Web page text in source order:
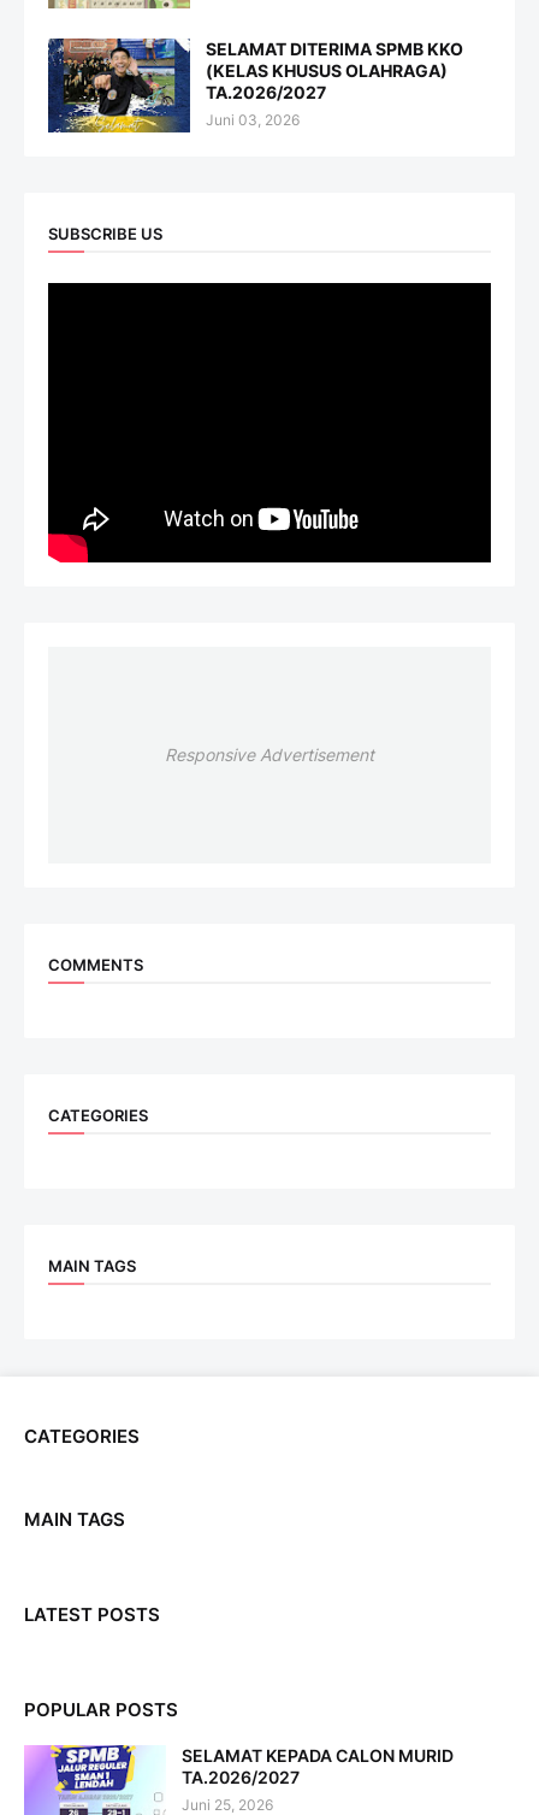
SELAMAT DITERIMA SPMB KKO
(KELAS KHUSUS OLAHRAGA)
TA.2026/2027
Juni 03, 2026
SUBSCRIBE US
Responsive Advertisement
COMMENTS
CATEGORIES
MAIN TAGS
CATEGORIES
MAIN TAGS
LATEST POSTS
POPULAR POSTS
SELAMAT KEPADA CALON MURID
TA.2026/2027
Juni 25, 2026